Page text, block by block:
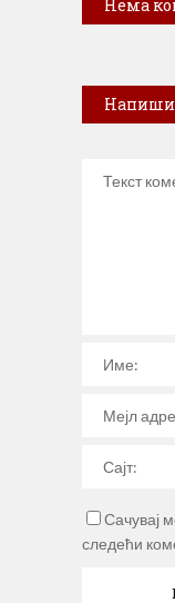
Нема
Сачувај
следећи